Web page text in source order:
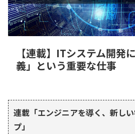
【連載】ITシステム開発
義」という重要な仕事
連載「エンジニアを導く、新し
プ」